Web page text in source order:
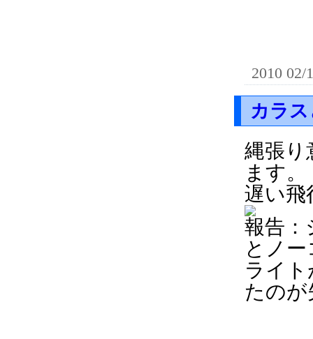
2010 02/
カラ
縄張り
ます。
遅い飛
報告：
とノ
ライ
たのが